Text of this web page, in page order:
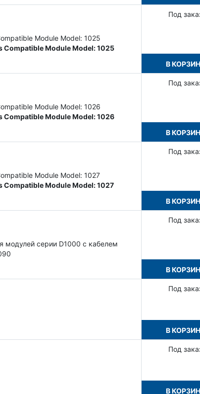
Module Model: 1025
Compatible Module Model: 1025
Под
В
Module Model: 1026
Compatible Module Model: 1026
Под
В
Module Model: 1027
Compatible Module Model: 1027
Под
В
модулей серии D1000 с кабелем
Под
В
Под
В
Под
В